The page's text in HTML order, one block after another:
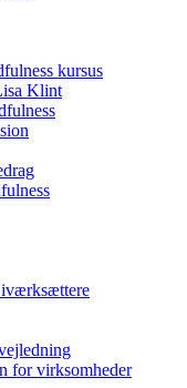
kursus
Klint
for virksomheder